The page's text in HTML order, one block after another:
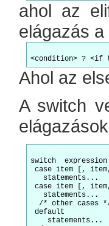
ahol az
elágazás
Ahol az
A switch
switch  expression
case item [,
   statements...
case item [,
   statements...
/* other cases
default
    statements...